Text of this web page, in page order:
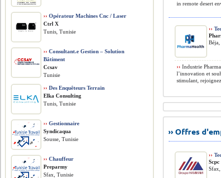
in remote desert
››
›› Industrie
l’innovation et
stimulant,
›› Offres
››
›› Opérateur Machines Cnc / Laser
Ctrl X
Tunis, Tunisie
›› Consultant.e Gestion – Solution
Bâtiment
Ccsav
Tunisie
›› Des Enquêteurs Terrain
Elka Consulting
Tunis, Tunisie
›› Gestionnaire
Syndicaqua
Sousse, Tunisie
›› Chauffeur
Preparmy
Sfax, Tunisie